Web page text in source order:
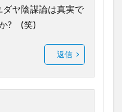
ヤ陰謀論は真実で
か? (笑)
返信